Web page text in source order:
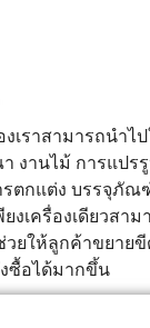
ารตัด
ะ การ
ก และ
ะสลัก
ขั้นพื้น
น
และงา
กลึงที่
ต้องกา
ความ
แม่นยำ
กเรา
ใช้ดอก
งเราสามารถนำ
งานไม้ การแปร
ตกแต่ง บรรจุภั
งเครื่องเดียวสาม
ยให้ลูกค้าขยาย
ซื้อได้มากขึ้น